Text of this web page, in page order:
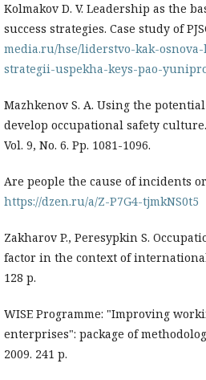
Kolmakov D. V. Leadership as the
success strategies. Case study of
media.ru/hse/liderstvo-kak-
strategii-uspekha-keys-pao-
Mazhkenov S. A. Using the
develop occupational safety culture.
Vol. 9, No. 6. Pp. 1081-1096.
Are people the cause of incidents
https://dzen.ru/a/Z-P7G4-tjmkNS0t5
Zakharov P., Peresypkin S.
factor in the context of international
128 p.
WISE Programme: "Improving
enterprises": package of
2009. 241 p.